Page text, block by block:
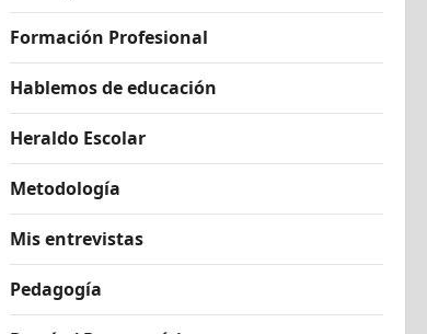
Formación Profesional
Hablemos de educación
Heraldo Escolar
Metodología
Mis entrevistas
Pedagogía